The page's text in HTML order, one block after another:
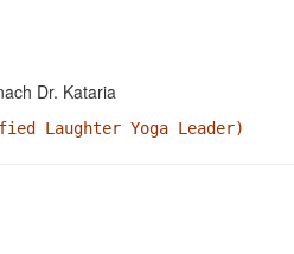
Dr. Kataria
Laughter Yoga Leader)